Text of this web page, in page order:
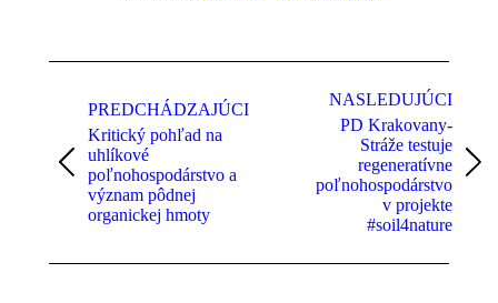
navigation
PREDCHÁDZAJÚCI
Previous
post:
Kritický pohľad na
uhlíkové
poľnohospodárstvo a
význam pôdnej
organickej hmoty
NASLEDUJÚCI
post:
PD Krakovany-
Stráže testuje
regeneratívne
poľnohospodárstvo
v projekte
#soil4nature